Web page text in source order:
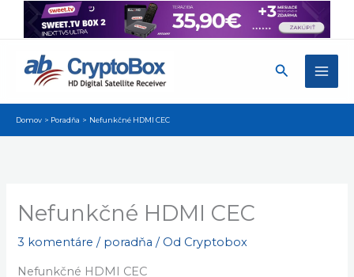
Preskočiť
Hľadať
Domov Poradňa Nefunkčné HDMI CEC
Nefunkčné HDMI CEC
3 komentáre / poradňa / Od Cryptobox
Nefunkčné HDMI CEC